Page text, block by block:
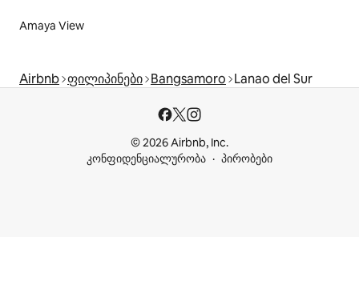
Amaya View
Airbnb ფილიპინები Bangsamoro Lanao del Sur
© 2026 Airbnb, Inc.
კონფიდენციალურობა
პირობები